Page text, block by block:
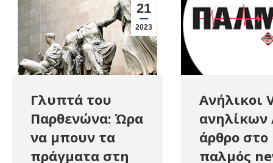
21
2023
Γλυπτά του
Παρθενώνα: Ώρα
να μπουν τα
πράγματα στη
Ανήλικοι
ανηλίκων
άρθρο στο
παλμός